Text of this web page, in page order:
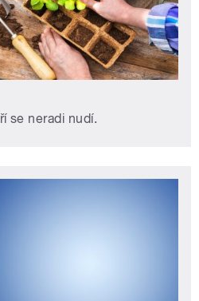
se neradi nudí.